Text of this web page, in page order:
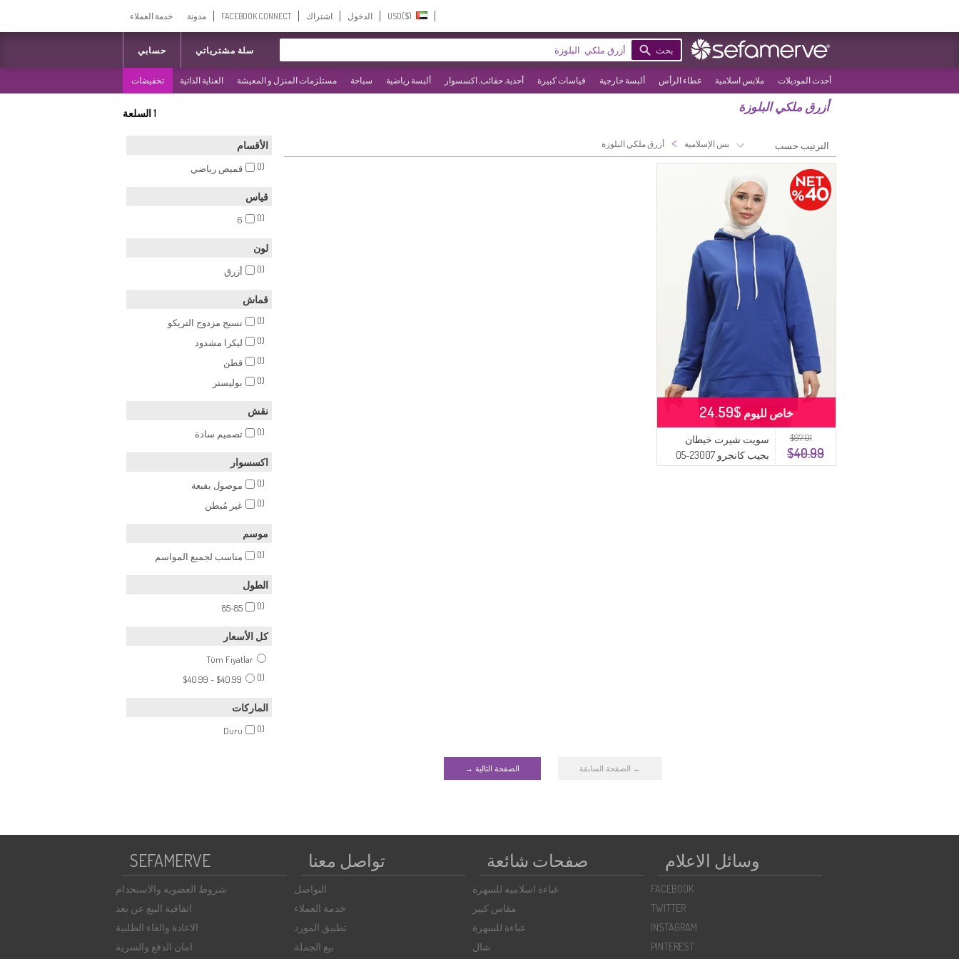
الدخول اشتراك FACEBOOK CONNECT مدونة خدمة العملاء
بحث حسابي سلة مشترياتي
أحدث الموديلات ملابس اسلامية غطاء الرأس ألبسة خارجية قياسات كبيرة أحذية, حقائب, اكسسوار ألبسة رياضية سباحة مستلزمات المنزل و المعيشة العناية الذاتية تخفيضات
أزرق ملكي البلوزة 1السلعة
الأقسام
قميص رياضي (1)
قياس
6 (1)
لون
أزرق (1)
قماش
نسيج مزدوج التريكو
(1)
ليكرا مشدود
(1)
قطن
(1)
بوليستر
(1)
نقش
تصميم سادة (1)
اكسسوار
موصول بقبعة
(1)
غير مُبطن
(1)
موسم
مناسب لجميع المواسم (1)
الطول
85-85 (1)
كل الأسعار
Tüm Fiyatlar
$40.99 - $40.99
(1)
الماركات
Duru (1)
الصفحة الرئيسية الملابس الإسلامية > أزرق ملكي البلوزة
$97.01
$40.99
سويت شيرت خيطان
بجيب كانجرو 23007-05
خاص لليوم $24.59
← الصفحة السابقة الصفحة التالية →
SEFAMERVE
شروط العضوية والاستخدام
اتفاقية البيع عن بعد
الاعادة والغاء الطلبية
امان الدفع والسرية
تواصل معنا
التواصل
خدمة العملاء
تطبيق المورد
بيع الجملة
صفحات شائعة
عباءة اسلامية للسهرة
مقاس كبير
عباءة للسهرة
شال
وسائل الاعلام
FACEBOOK
TWITTER
INSTAGRAM
PINTEREST